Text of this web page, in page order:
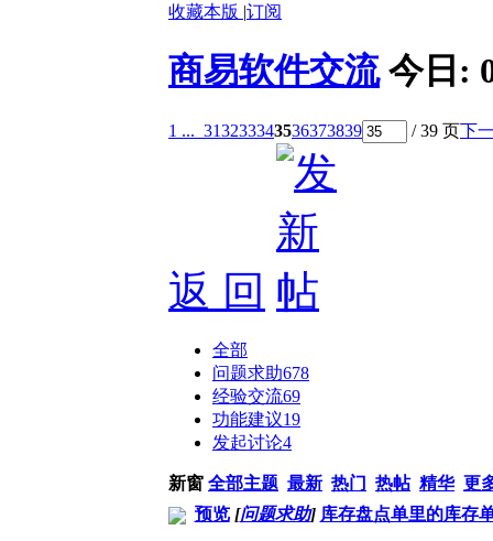
收藏本版 |订阅
商易软件交流 今日:
1 ... 313233343536373839 / 39 页下
返 回
全部
问题求助678
经验交流69
功能建议19
发起讨论4
新窗 全部主题 最新 热门 热帖 精华 更
预览 [问题求助] 库存盘点单里的库存